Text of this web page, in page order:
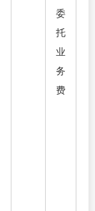
委
托
业
务
费